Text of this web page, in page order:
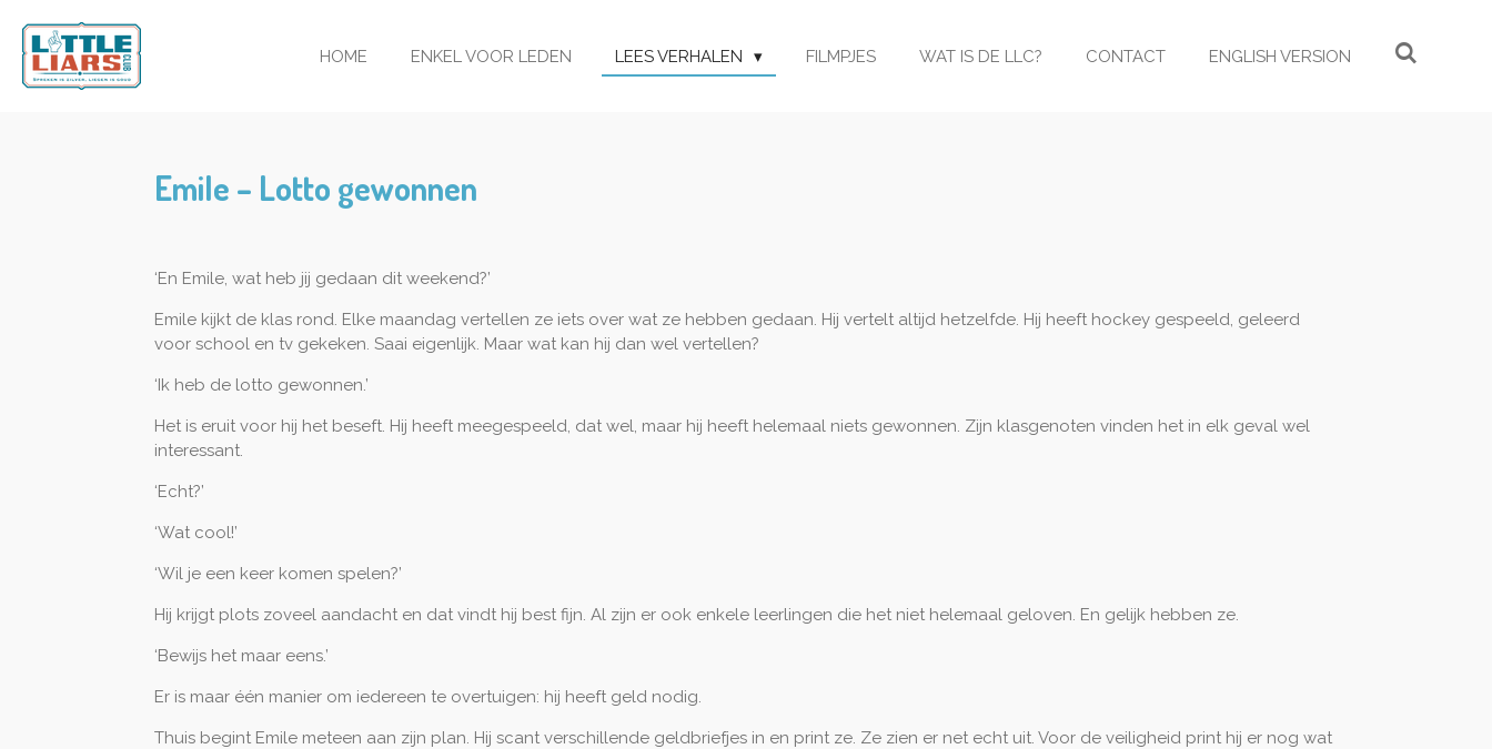
Ga
direct
naar
de
HOME ENKEL VOOR LEDEN LEES VERHALEN FILMPJES WAT IS DE LLC? CONTACT ENGLISH VERSION
Emile – Lotto gewonnen
‘En Emile, wat heb jij gedaan dit weekend?’
Emile kijkt de klas rond. Elke maandag vertellen ze iets over wat ze hebben gedaan. Hij vertelt altijd hetzelfde. Hij heeft hockey gespeeld, geleerd
voor school en tv gekeken. Saai eigenlijk. Maar wat kan hij dan wel vertellen?
‘Ik heb de lotto gewonnen.’
Het is eruit voor hij het beseft. Hij heeft meegespeeld, dat wel, maar hij heeft helemaal niets gewonnen. Zijn klasgenoten vinden het in elk geval wel
interessant.
‘Echt?’
‘Wat cool!’
‘Wil je een keer komen spelen?’
Hij krijgt plots zoveel aandacht en dat vindt hij best fijn. Al zijn er ook enkele leerlingen die het niet helemaal geloven. En gelijk hebben ze.
‘Bewijs het maar eens.’
Er is maar één manier om iedereen te overtuigen: hij heeft geld nodig.
Thuis begint Emile meteen aan zijn plan. Hij scant verschillende geldbriefjes in en print ze. Ze zien er net echt uit. Voor de veiligheid print hij er nog wat